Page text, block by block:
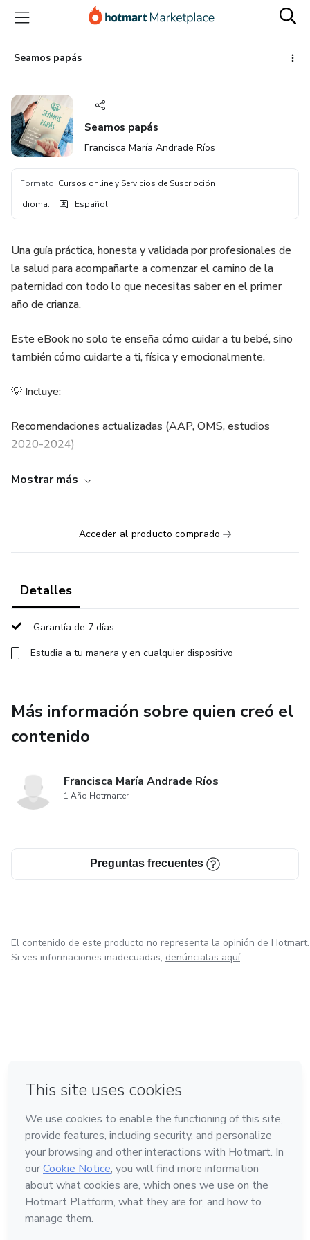
principal
página
de
página
Seamos papás
Seamos papás
Francisca María Andrade Ríos
Formato: Cursos online y Servicios de Suscripción
Idioma: Español
Una guía práctica, honesta y validada por profesionales de
la salud para acompañarte a comenzar el camino de la
paternidad con todo lo que necesitas saber en el primer
año de crianza.
Este eBook no solo te enseña cómo cuidar a tu bebé, sino
también cómo cuidarte a ti, física y emocionalmente.
💡 Incluye:
Recomendaciones actualizadas (AAP, OMS, estudios
2020-2024)
Herramientas para manejar la ansiedad y el cansancio
Cuidados del recién nacido con explicaciones claras y sin
mitos
Ejercicios prácticos y recursos descargables (diarios,
BONOS ADICIONALES exclusivos para ti
Espacio para todo tipo de familias: diversas, adoptivas,
🌈 Porque criar no es solo cambiar pañales, es también
es tu compañero, tu guía, tu red de apoyo.
📥 Descárgalo y comienza tu camino con información real,
contención emocional y cero juicios. Crianza con evidencia,
empatía y corazón.
Mostrar más
Acceder al producto comprado
Detalles
Garantía de 7 días
Estudia a tu manera y en cualquier dispositivo
Más información sobre quien creó el
contenido
Francisca María Andrade Ríos
1 Año Hotmarter
Preguntas frecuentes
El contenido de este producto no representa la opinión de Hotmart.
Si ves informaciones inadecuadas, denúncialas aquí
Hecho con❤ en Ciudad de México
Conoce Hotmart
Idioma
Español